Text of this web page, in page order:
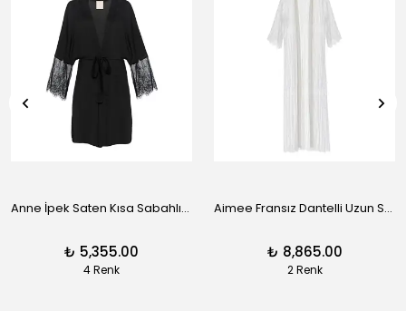
Anne İpek Saten Kısa Sabahlık - Siyah
₺ 5,355.00
4 Renk
Aimee Fransız Dantelli Uzun Sabahlık - Siyah
₺ 8,865.00
2 Renk